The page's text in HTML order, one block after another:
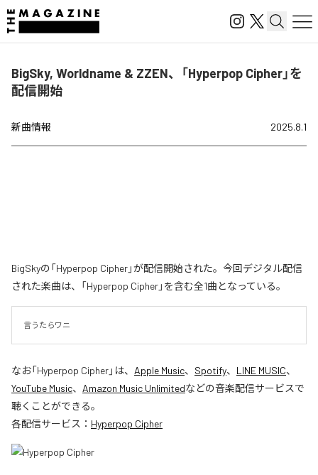
BigSky, Worldname & ZZEN、「Hyperpop Cipher」を
配信開始
新曲情報 2025.8.1
BigSkyの「Hyperpop Cipher」が配信開始された。今回デジタル配信
された楽曲は、「Hyperpop Cipher」を含む全1曲となっている。
言うたらワニ
なお「Hyperpop Cipher」は、 Apple Music、 Spotify、 LINE MUSIC、
YouTube Music、 Amazon Music Unlimitedなどの音楽配信サービスで
聴くことができる。
各配信サービス： Hyperpop Cipher